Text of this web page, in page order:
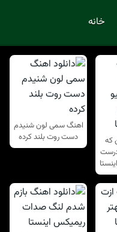
خانه
که
اهنگ سمی لون شنیدم
دست روت بلند کرده